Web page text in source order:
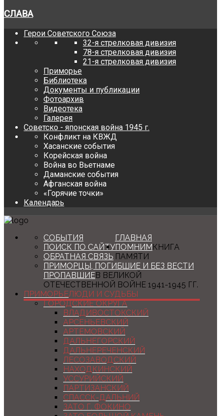
СЛАВА
Герои Советского Союза
32-я стрелковая дивизия
78-я стрелковая дивизия
21-я стрелковая дивизия
Приморье
Библиотека
Документы и публикации
Фотоархив
Видеотека
Галерея
Советско - японская война 1945 г.
Конфликт на КВЖД
Хасанские события
Корейская война
Война во Вьетнаме
Даманские события
Афганская война
«Горячие точки»
Календарь
ГЛАВНАЯ
СОБЫТИЯ
ПОИСК ПО САЙТУ
ОБРАТНАЯ СВЯЗЬ
ПОМНИМКНИГА
ПАМЯТИ
ПРИМОРЦЫ, ПОГИБШИЕ И БЕЗ ВЕСТИ
ПРОПАВШИЕВ ВЕЛИКОЙ
ОТЕЧЕСТВЕННОЙ ВОЙНЕ 1941-1945 ГГ.
ПРИМОРЬЕЛЮДИ И СУДЬБЫ
ГОРОДСКИЕ ОКРУГА
ВЛАДИВОСТОКСКИЙ
АРСЕНЬЕВСКИЙ
АРТЕМОВСКИЙ
ДАЛЬНЕГОРСКИЙ
ДАЛЬНЕРЕЧЕНСКИЙ
ЛЕСОЗАВОДСКИЙ
НАХОДКИНСКИЙ
УССУРИЙСКИЙ
ПАРТИЗАНСКИЙ
СПАССК-ДАЛЬНИЙ
ЗАТО Г. ФОКИНО